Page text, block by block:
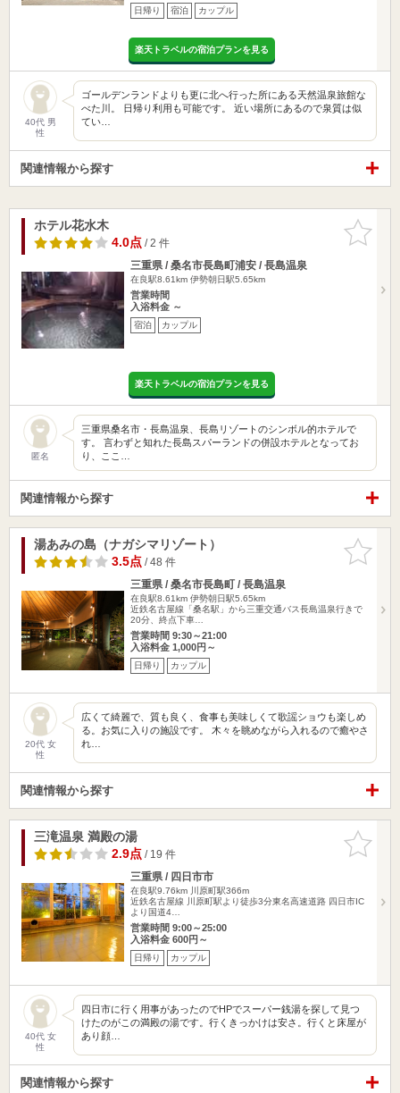
日帰り 宿泊 カップル
楽天トラベルの宿泊プランを見る
40代 男
性
ゴールデンランドよりも更に北へ行った所にある天然温泉旅館な
べた川。 日帰り利用も可能です。 近い場所にあるので泉質は似
てい…
関連情報から探す
お気に入
りに追加
ホテル花水木
4.0点/ 2 件
三重県 / 桑名市長島町浦安 / 長島温泉
在良駅8.61km 伊勢朝日駅5.65km
営業時間
入浴料金 ～
宿泊 カップル
楽天トラベルの宿泊プランを見る
匿名
三重県桑名市・長島温泉、長島リゾートのシンボル的ホテルで
す。 言わずと知れた長島スパーランドの併設ホテルとなってお
り、ここ…
関連情報から探す
お気に入
りに追加
湯あみの島（ナガシマリゾート）
3.5点/ 48 件
三重県 / 桑名市長島町 / 長島温泉
在良駅8.61km 伊勢朝日駅5.65km
近鉄名古屋線「桑名駅」から三重交通バス長島温泉行きで
20分、終点下車…
営業時間 9:30～21:00
入浴料金 1,000円～
日帰り カップル
20代 女
性
広くて綺麗で、質も良く、食事も美味しくて歌謡ショウも楽しめ
る。お気に入りの施設です。 木々を眺めながら入れるので癒やさ
れ…
関連情報から探す
お気に入
りに追加
三滝温泉 満殿の湯
2.9点/ 19 件
三重県 / 四日市市
在良駅9.76km
川原町駅366m
近鉄名古屋線 川原町駅より徒歩3分東名高速道路 四日市IC
より国道4…
営業時間 9:00～25:00
入浴料金 600円～
日帰り カップル
40代 女
性
四日市に行く用事があったのでHPでスーパー銭湯を探して見つ
けたのがこの満殿の湯です。行くきっかけは安さ。行くと床屋が
あり顔…
関連情報から探す